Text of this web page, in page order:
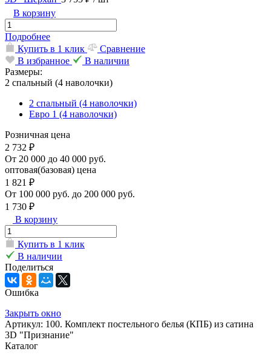
В корзину
Подробнее
Купить в 1 клик
Сравнение
В избранное
В наличии
Размеры:
2 спальный (4 наволочки)
2 спальный (4 наволочки)
Евро 1 (4 наволочки)
Розничная цена
2 732 ₽
От 20 000 до 40 000 руб.
оптовая(базовая) цена
1 821 ₽
От 100 000 руб. до 200 000 руб.
1 730 ₽
В корзину
Купить в 1 клик
В наличии
Поделиться
Ошибка
Закрыть окно
Артикул: 100. Комплект постельного белья (КПБ) из сатина
3D "Признание"
Каталог